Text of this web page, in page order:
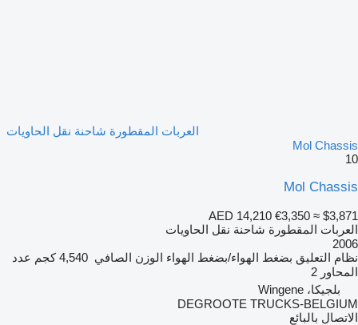
العربات المقطورة شاحنة نقل الحاويات
Mol Chassis
10
Mol Chassis
AED 14,210 €3,350 ≈ $3,871
العربات المقطورة شاحنة نقل الحاويات
2006
نظام التعليق بضغط الهواء/بضغط الهواء الوزن الصافي 4,540 كجم
عدد
المحاور 2
بلجيكا، Wingene
DEGROOTE TRUCKS-BELGIUM
الاتصال بالبائع